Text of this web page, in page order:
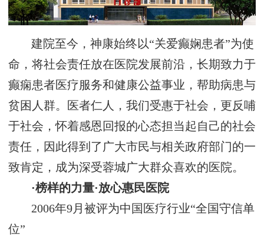
建院至今，神康始终以“关爱癫娴患者”为使
命，将社会责任放在医院发展前沿，长期致力于
癫痫患者医疗服务和健康公益事业，帮助病患与
贫困人群。医者仁人，我们受惠于社会，更反哺
于社会，怀着感恩回报的心态担当起自己的社会
责任，因此得到了广大市民与相关政府部门的一
致肯定，成为深受蓉城广大群众喜欢的医院。
·榜样的力量·放心惠民医院
2006年9月被评为中国医疗行业“全国守信单
位”